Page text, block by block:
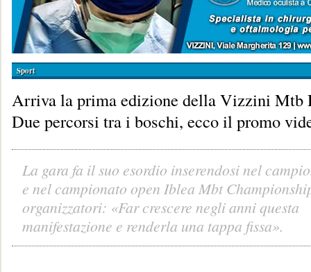
Sport
Arriva la prima edizione della Vizzini Mtb
Due percorsi tra i boschi, ecco il promo
La gara fa il suo esordio inserendosi nel
e nel campionato open Iblea Mbt
organizzatori: «Far crescere negli anni questa
manifestazione e renderla una tappa fissa».